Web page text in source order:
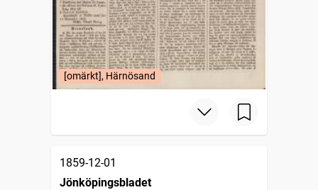
[omärkt], Härnösand
1859-12-01
Jönköpingsbladet